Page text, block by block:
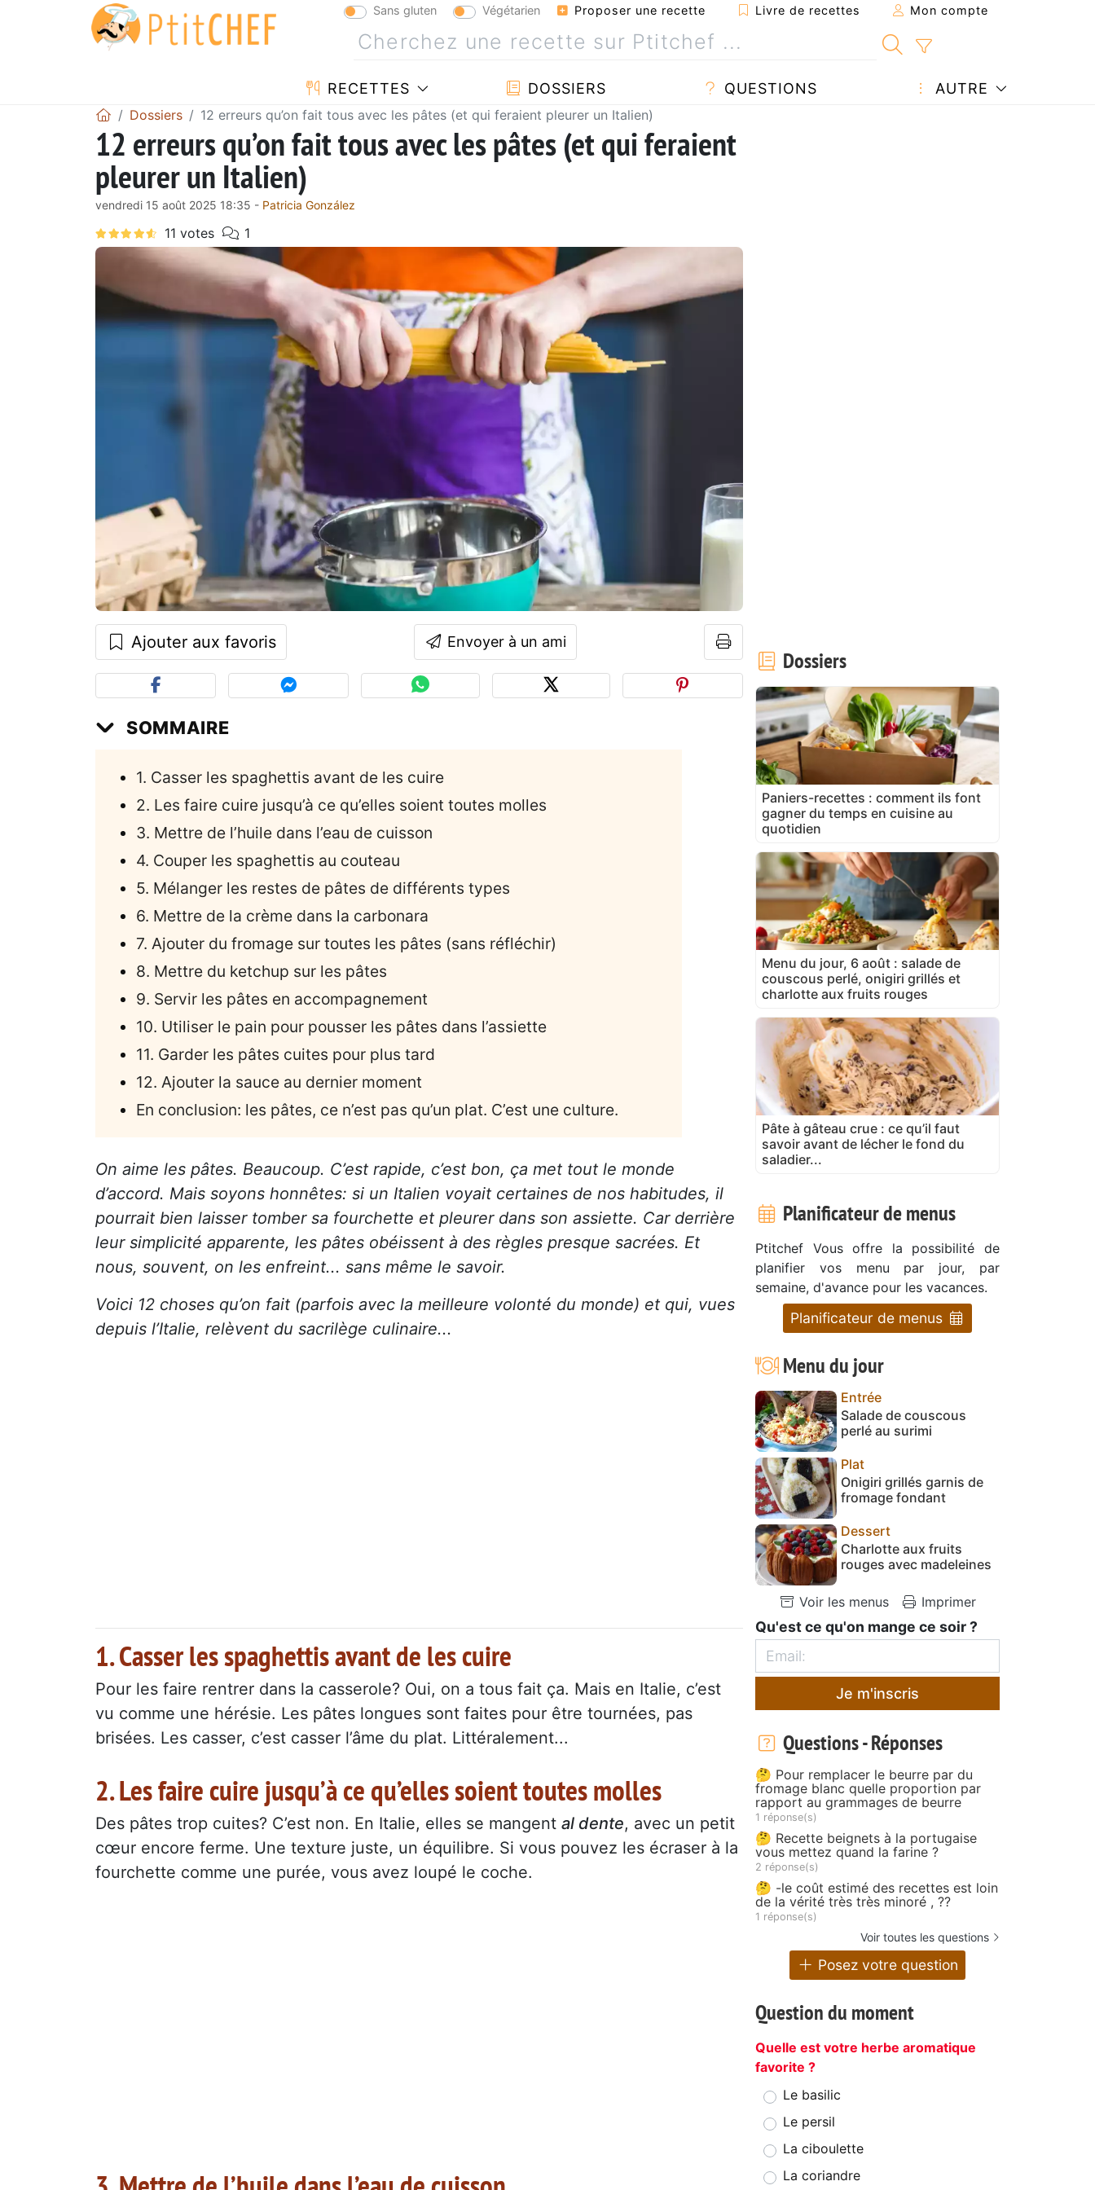
Sans gluten Végétarien Proposer une recette Livre de recettes Mon compte
RECETTES DOSSIERS QUESTIONS AUTRE
Dossiers 12 erreurs qu’on fait tous avec les pâtes (et qui feraient pleurer un Italien)
12 erreurs qu’on fait tous avec les pâtes (et qui feraient
pleurer un Italien)
vendredi 15 août 2025 18:35 - Patricia González
Ajouter aux favoris Envoyer à un ami
SOMMAIRE
1. Casser les spaghettis avant de les cuire
2. Les faire cuire jusqu’à ce qu’elles soient toutes molles
3. Mettre de l’huile dans l’eau de cuisson
4. Couper les spaghettis au couteau
5. Mélanger les restes de pâtes de différents types
6. Mettre de la crème dans la carbonara
7. Ajouter du fromage sur toutes les pâtes (sans réfléchir)
8. Mettre du ketchup sur les pâtes
9. Servir les pâtes en accompagnement
10. Utiliser le pain pour pousser les pâtes dans l’assiette
11. Garder les pâtes cuites pour plus tard
12. Ajouter la sauce au dernier moment
En conclusion: les pâtes, ce n’est pas qu’un plat. C’est une culture.
On aime les pâtes. Beaucoup. C’est rapide, c’est bon, ça met tout le monde
d’accord. Mais soyons honnêtes: si un Italien voyait certaines de nos habitudes, il
pourrait bien laisser tomber sa fourchette et pleurer dans son assiette. Car derrière
leur simplicité apparente, les pâtes obéissent à des règles presque sacrées. Et
nous, souvent, on les enfreint... sans même le savoir.
Voici 12 choses qu’on fait (parfois avec la meilleure volonté du monde) et qui, vues
depuis l’Italie, relèvent du sacrilège culinaire...
1. Casser les spaghettis avant de les cuire
Pour les faire rentrer dans la casserole? Oui, on a tous fait ça. Mais en Italie, c’est
vu comme une hérésie. Les pâtes longues sont faites pour être tournées, pas
brisées. Les casser, c’est casser l’âme du plat. Littéralement...
2. Les faire cuire jusqu’à ce qu’elles soient toutes molles
Des pâtes trop cuites? C’est non. En Italie, elles se mangent al dente, avec un petit
cœur encore ferme. Une texture juste, un équilibre. Si vous pouvez les écraser à la
fourchette comme une purée, vous avez loupé le coche.
Dossiers
Paniers-recettes : comment ils font
gagner du temps en cuisine au
quotidien
Menu du jour, 6 août : salade de
couscous perlé, onigiri grillés et
charlotte aux fruits rouges
Pâte à gâteau crue : ce qu’il faut
savoir avant de lécher le fond du
saladier...
Planificateur de menus
Ptitchef Vous offre la possibilité de
planifier vos menu par jour, par
semaine, d'avance pour les vacances.
Planificateur de menus
Menu du jour
Entrée
Salade de couscous
perlé au surimi
Plat
Onigiri grillés garnis de
fromage fondant
Dessert
Charlotte aux fruits
rouges avec madeleines
Voir les menus Imprimer
Qu'est ce qu'on mange ce soir ?
Je m'inscris
Questions - Réponses
🤔 Pour remplacer le beurre par du
fromage blanc quelle proportion par
rapport au grammages de beurre
1 réponse(s)
🤔 Recette beignets à la portugaise
vous mettez quand la farine ?
2 réponse(s)
🤔 -le coût estimé des recettes est loin
de la vérité très très minoré , ??
1 réponse(s)
Voir toutes les questions
Posez votre question
Question du moment
Quelle est votre herbe aromatique
favorite ?
Le basilic
Le persil
La ciboulette
La coriandre